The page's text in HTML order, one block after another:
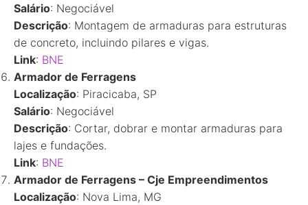
Salário: Negociável
Descrição: Montagem de armaduras para estruturas
de concreto, incluindo pilares e vigas.
Link: BNE
Armador de Ferragens
Localização: Piracicaba, SP
Salário: Negociável
Descrição: Cortar, dobrar e montar armaduras para
lajes e fundações.
Link: BNE
Armador de Ferragens – Cje Empreendimentos
Localização: Nova Lima, MG